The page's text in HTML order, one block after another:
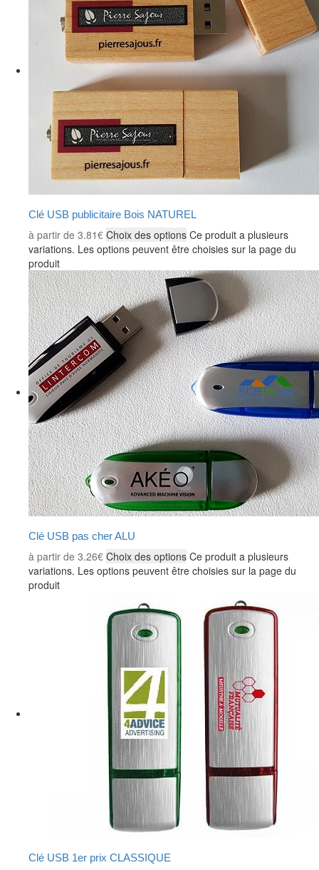
Clé USB publicitaire Bois NATUREL
à partir de 3.81€ Choix des options Ce produit a plusieurs
variations. Les options peuvent être choisies sur la page du
produit
Clé USB pas cher ALU
à partir de 3.26€ Choix des options Ce produit a plusieurs
variations. Les options peuvent être choisies sur la page du
produit
Clé USB 1er prix CLASSIQUE